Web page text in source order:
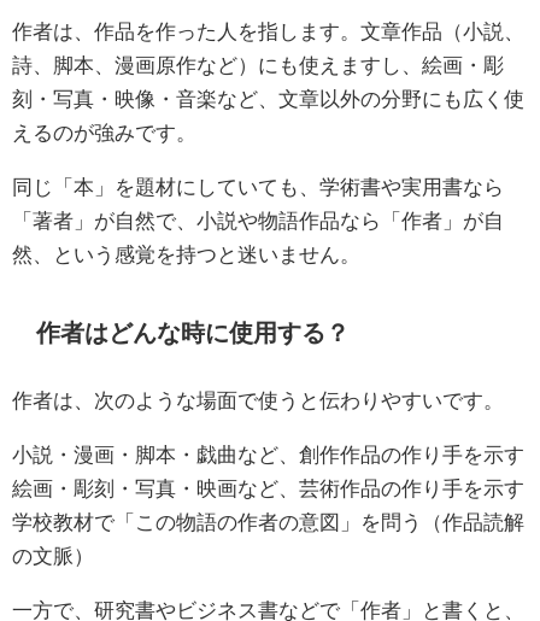
作者は、作品を作った人を指します。文章作品（小説、
詩、脚本、漫画原作など）にも使えますし、絵画・彫
刻・写真・映像・音楽など、文章以外の分野にも広く使
えるのが強みです。
同じ「本」を題材にしていても、学術書や実用書なら
「著者」が自然で、小説や物語作品なら「作者」が自
然、という感覚を持つと迷いません。
作者はどんな時に使用する？
作者は、次のような場面で使うと伝わりやすいです。
小説・漫画・脚本・戯曲など、創作作品の作り手を示す
絵画・彫刻・写真・映画など、芸術作品の作り手を示す
学校教材で「この物語の作者の意図」を問う（作品読解
の文脈）
一方で、研究書やビジネス書などで「作者」と書くと、